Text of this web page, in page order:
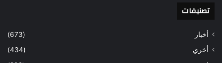
تصنيفات
أخبار
(673)
أخري
(434)